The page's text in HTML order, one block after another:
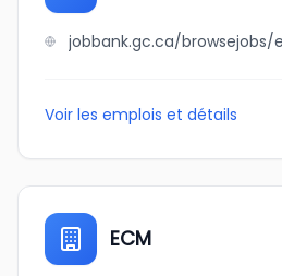
Voir les emplois et détails
ECM